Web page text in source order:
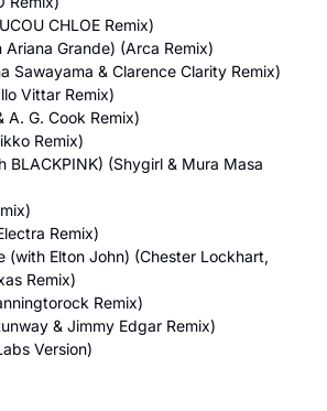
CHLOE Remix)
Ariana Grande) (Arca Remix)
Sawayama & Clarence Clarity Remix)
Vittar Remix)
A. G. Cook Remix)
Remix)
BLACKPINK) (Shygirl & Mura Masa
Remix)
(with Elton John) (Chester Lockhart,
Remix)
Remix)
& Jimmy Edgar Remix)
Version)